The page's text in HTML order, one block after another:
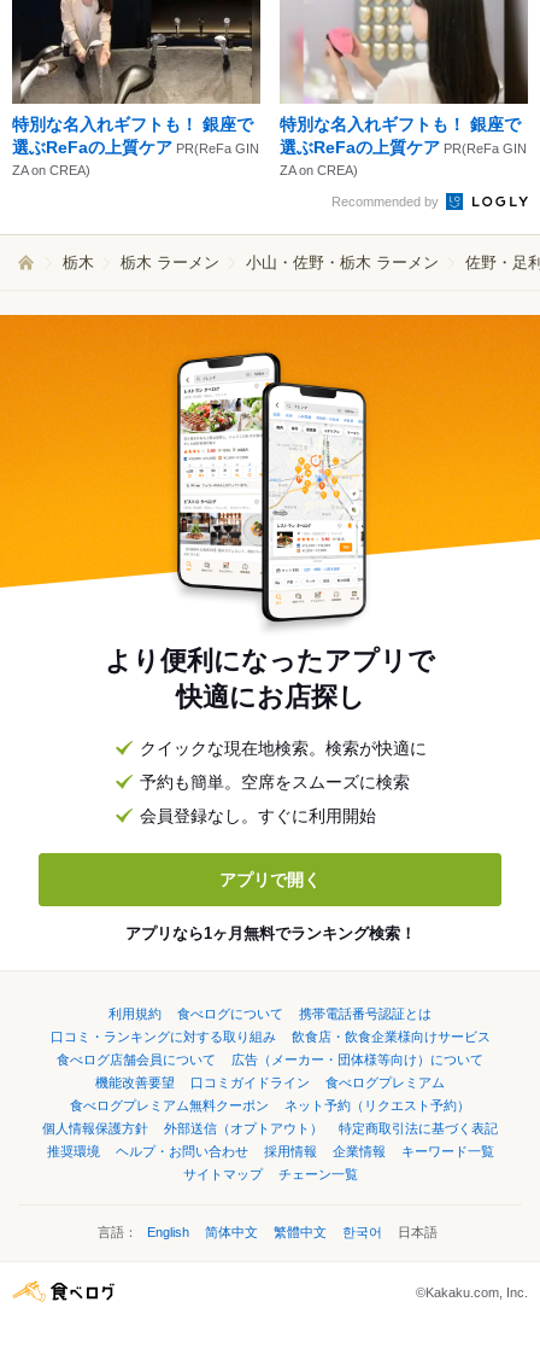
特別な名入れギフトも！ 銀座で
選ぶReFaの上質ケア PR(ReFa GIN
ZA on CREA)
特別な名入れギフトも！ 銀座で
選ぶReFaの上質ケア PR(ReFa GIN
ZA on CREA)
Recommended by
栃木 栃木 ラーメン 小山・佐野・栃木 ラーメン 佐野・足
より便利になったアプリで
快適にお店探し
クイックな現在地検索。検索が快適に
予約も簡単。空席をスムーズに検索
会員登録なし。すぐに利用開始
アプリで開く
アプリなら1ヶ月無料でランキング検索！
利用規約 食べログについて
携帯電話番号認証とは
口コミ・ランキングに対する取り組み
飲食店・飲食企業様向けサービス
食べログ店舗会員について
広告（メーカー・団体様等向け）について
機能改善要望
口コミガイドライン
食べログプレミアム
食べログプレミアム無料クーポン
ネット予約（リクエスト予約）
個人情報保護方針
外部送信（オプトアウト）
特定商取引法に基づく表記
推奨環境
ヘルプ・お問い合わせ 採用情報 企業情報
キーワード一覧
サイトマップ
チェーン一覧
言語： English 简体中文 繁體中文 한국어 日本語
©Kakaku.com, Inc.